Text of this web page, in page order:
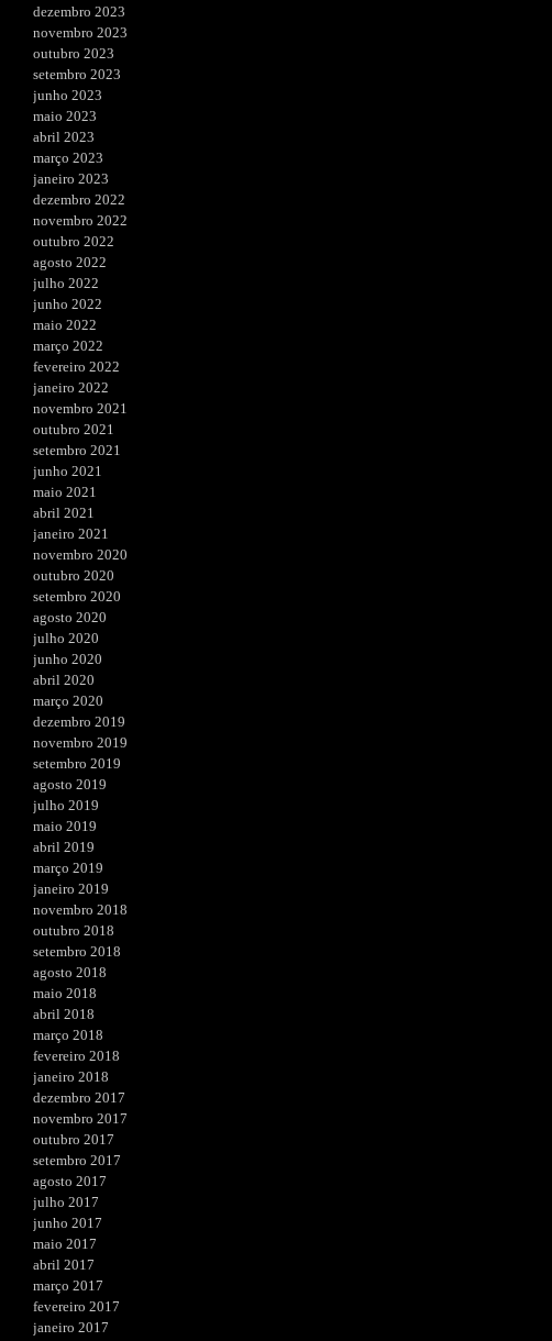
dezembro 2023
novembro 2023
outubro 2023
setembro 2023
junho 2023
maio 2023
abril 2023
março 2023
janeiro 2023
dezembro 2022
novembro 2022
outubro 2022
agosto 2022
julho 2022
junho 2022
maio 2022
março 2022
fevereiro 2022
janeiro 2022
novembro 2021
outubro 2021
setembro 2021
junho 2021
maio 2021
abril 2021
janeiro 2021
novembro 2020
outubro 2020
setembro 2020
agosto 2020
julho 2020
junho 2020
abril 2020
março 2020
dezembro 2019
novembro 2019
setembro 2019
agosto 2019
julho 2019
maio 2019
abril 2019
março 2019
janeiro 2019
novembro 2018
outubro 2018
setembro 2018
agosto 2018
maio 2018
abril 2018
março 2018
fevereiro 2018
janeiro 2018
dezembro 2017
novembro 2017
outubro 2017
setembro 2017
agosto 2017
julho 2017
junho 2017
maio 2017
abril 2017
março 2017
fevereiro 2017
janeiro 2017